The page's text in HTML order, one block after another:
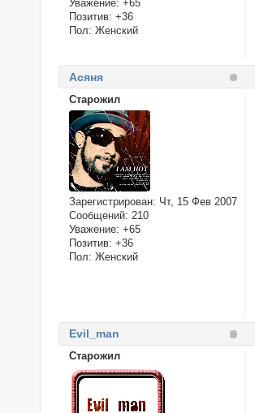
Уважение: +65
Позитив: +36
Пол: Женский
Асяня
Cтарожил
Зарегистрирован: Чт, 15 Фев 2007
Сообщений: 210
Уважение: +65
Позитив: +36
Пол: Женский
Evil_man
Cтарожил